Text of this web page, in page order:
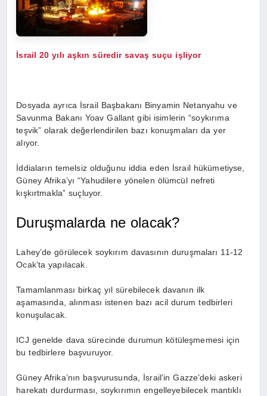
İsrail 20 yılı aşkın süredir savaş suçu işliyor
Dosyada ayrıca İsrail Başbakanı Binyamin Netanyahu ve
Savunma Bakanı Yoav Gallant gibi isimlerin “soykırıma
teşvik” olarak değerlendirilen bazı konuşmaları da yer
alıyor.
İddiaların temelsiz olduğunu iddia eden İsrail hükümetiyse,
Güney Afrika’yı “Yahudilere yönelen ölümcül nefreti
kışkırtmakla” suçluyor.
Duruşmalarda ne olacak?
Lahey’de görülecek soykırım davasının duruşmaları 11-12
Ocak’ta yapılacak.
Tamamlanması birkaç yıl sürebilecek davanın ilk
aşamasında, alınması istenen bazı acil durum tedbirleri
konuşulacak.
ICJ genelde dava sürecinde durumun kötüleşmemesi için
bu tedbirlere başvuruyor.
Güney Afrika’nın başvurusunda, İsrail’in Gazze’deki askeri
harekatı durdurması, soykırımın engelleyebilecek mantıklı